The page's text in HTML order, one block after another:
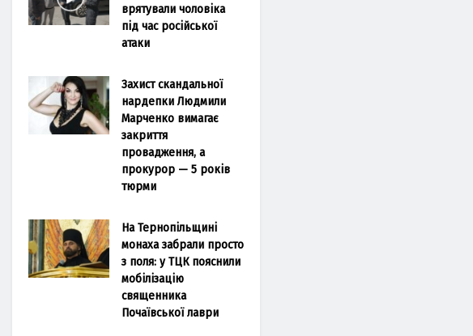
врятували чоловіка
під час російської
атаки
Захист скандальної
нардепки Людмили
Марченко вимагає
закриття
провадження, а
прокурор — 5 років
тюрми
На Тернопільщині
монаха забрали просто
з поля: у ТЦК пояснили
мобілізацію
священника
Почаївської лаври